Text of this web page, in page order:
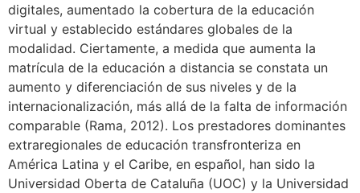
digitales, aumentado la cobertura de la educación
virtual y establecido estándares globales de la
modalidad. Ciertamente, a medida que aumenta la
matrícula de la educación a distancia se constata un
aumento y diferenciación de sus niveles y de la
internacionalización, más allá de la falta de información
comparable (Rama, 2012). Los prestadores dominantes
extraregionales de educación transfronteriza en
América Latina y el Caribe, en español, han sido la
Universidad Oberta de Cataluña (UOC) y la Universidad